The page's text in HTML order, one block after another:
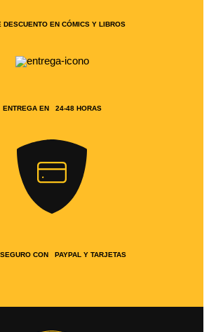
DESCUENTO EN CÓMICS Y LIBROS
ENTREGA EN 24-48 HORAS
CON PAYPAL Y TARJETAS